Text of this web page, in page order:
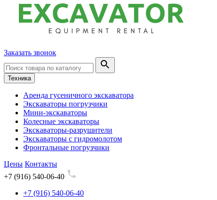
Заказать звонок
Техника
Аренда гусеничного экскаватора
Экскаваторы погрузчики
Мини-экскаваторы
Колесные экскаваторы
Экскаваторы-разрушители
Экскаваторы с гидромолотом
Фронтальные погрузчики
Цены Контакты
+7 (916) 540-06-40
+7 (916) 540-06-40